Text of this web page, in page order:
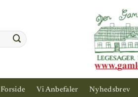
Forside Vi Anbefaler Nyhedsbrev